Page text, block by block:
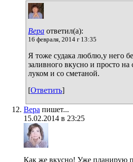
Вера ответил(а):
16 февраля, 2014 г 13:35
Я тоже судака люблю,у него
заливного вкусно и просто на
луком и со сметаной.
[Ответить]
Вера пишет...
15.02.2014 в 23:25
Как же вкусно! Уже планирую